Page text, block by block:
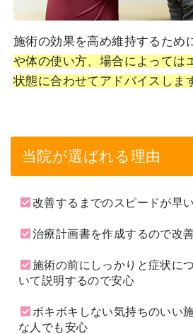
施術の効果を高め維持するため
や体の使い方、場合によっては
状態に合わせてアドバイスしま
当院が選ばれる理由
改善するまでのスピードが早い
治療計画書を作成するので改
施術の前にしっかりと症状に
いて説明するので安心
ボキボキしない気持ちのいい
な人でも安心